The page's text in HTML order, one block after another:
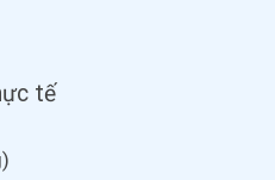
tế